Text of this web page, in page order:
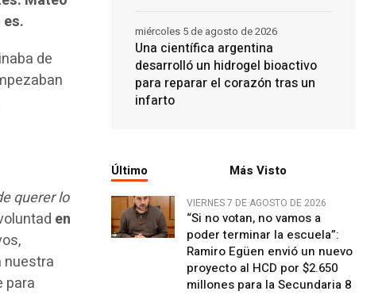
de
querer lo
en
nuestra
para
Una científica argentina
desarrolló un hidrogel bioactivo
para reparar el corazón tras un
infarto
miércoles 5 de agosto de 2026
Último Más Visto
VIERNES 7 DE AGOSTO DE 2026
“Si no votan, no vamos a
poder terminar la escuela”:
Ramiro Egüen envió un nuevo
proyecto al HCD por $2.650
millones para la Secundaria 8